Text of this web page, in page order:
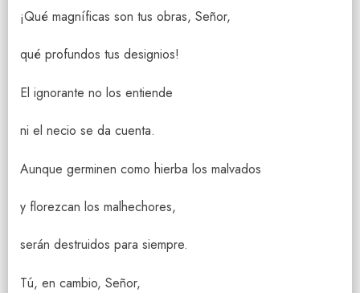
¡Qué magníficas son tus obras, Señor,
qué profundos tus designios!
El ignorante no los entiende
ni el necio se da cuenta.
Aunque germinen como hierba los malvados
y florezcan los malhechores,
serán destruidos para siempre.
Tú, en cambio, Señor,